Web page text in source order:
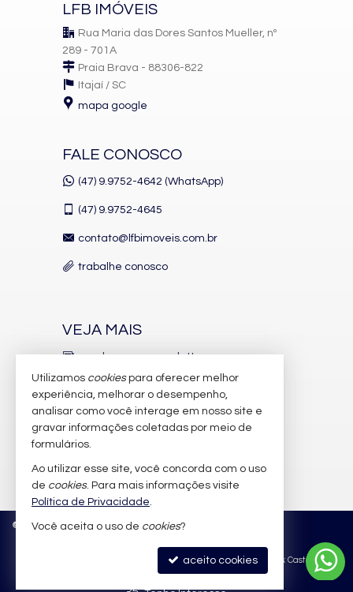
LFB IMÓVEIS
Rua Maria das Dores Santos Mueller, nº
289 - 701A
Praia Brava - 88306-822
Itajaí / SC
mapa google
FALE CONOSCO
(47) 9.9752-4642 (WhatsApp)
(47) 9.9752-4645
contato@lfbimoveis.com.br
trabalhe conosco
VEJA MAIS
receba nosso newsletter
indicadores financeiros
cadastre seu imóvel
imóveis favoritos
mapa de imóveis
© 2026 CRECI/SC 6.388-J Política de Privacidade
Site para imobiliárias: Castel Digital
Utilizamos cookiespara oferecer melhor
experiência, melhorar o desempenho,
analisar como você interage em nosso site e
gravar informações coletadas por meio de
formulários.
Ao utilizar esse site, você concorda com o uso
de cookies. Para mais informações visite
Política de Privacidade.
Você aceita o uso de cookies?
aceito cookies